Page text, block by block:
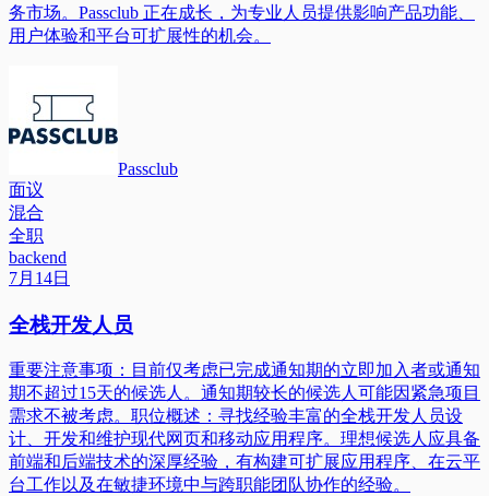
务市场。Passclub 正在成长，为专业人员提供影响产品功能、
用户体验和平台可扩展性的机会。
Passclub
面议
混合
全职
backend
7月14日
全栈开发人员
重要注意事项：目前仅考虑已完成通知期的立即加入者或通知
期不超过15天的候选人。通知期较长的候选人可能因紧急项目
需求不被考虑。职位概述：寻找经验丰富的全栈开发人员设
计、开发和维护现代网页和移动应用程序。理想候选人应具备
前端和后端技术的深厚经验，有构建可扩展应用程序、在云平
台工作以及在敏捷环境中与跨职能团队协作的经验。